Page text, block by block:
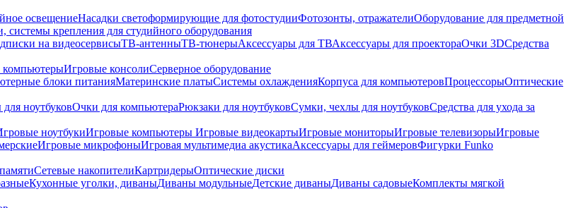
освещениеНасадки светоформирующие для фотостудииФотозонты, отражателиОборудование для предметной
системы крепления для студийного оборудования
на видеосервисыТВ-антенныТВ-тюнерыАксессуары для ТВАксессуары для проектораОчки 3DСредства
Игровые консолиСерверное оборудование
блоки питанияМатеринские платыСистемы охлажденияКорпуса для компьютеровПроцессорыОптические
ноутбуковОчки для компьютераРюкзаки для ноутбуковСумки, чехлы для ноутбуковСредства для ухода за
ноутбукиИгровые компьютеры Игровые видеокартыИгровые мониторыИгровые телевизорыИгровые
Игровые микрофоныИгровая мультимедиа акустикаАксессуары для геймеровФигурки Funko
Сетевые накопителиКартридерыОптические диски
Кухонные уголки, диваныДиваны модульныеДетские диваныДиваны садовыеКомплекты мягкой